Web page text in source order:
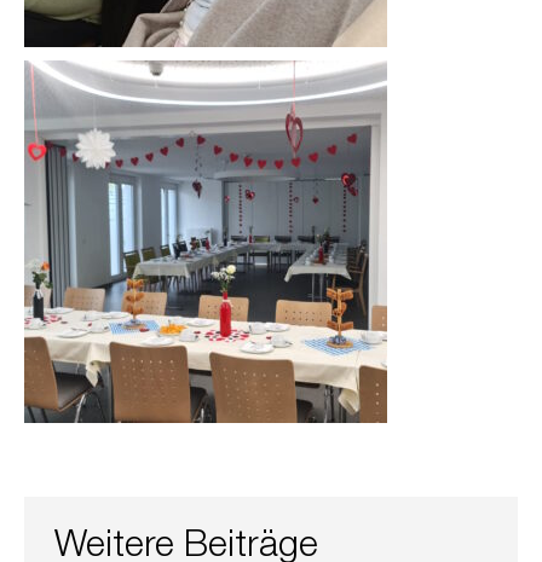
Weitere Beiträge